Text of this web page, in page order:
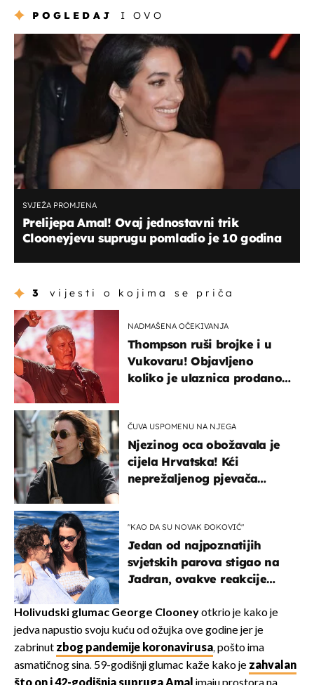
POGLEDAJ I OVO
SVJEŽA PROMJENA
Prelijepa Amal! Ovaj jednostavni trik
Clooneyjevu suprugu pomladio je 10 godina
3 vijesti o kojima se priča
NADMAŠENA OČEKIVANJA
Thompson ruši brojke i u
Vukovaru! Objavljeno
koliko je ulaznica prodano
ČUVA USPOMENU NA NJEGA
Njezinog oca obožavala je
cijela Hrvatska! Kći
neprežaljenog pjevača
"KAO DA SU NOVAK ĐOKOVIĆ"
Jedan od najpoznatijih
svjetskih parova stigao na
Jadran, ovakve reakcije
Holivudski glumac George Clooneyotkrio je kako je
jedva napustio svoju kuću od ožujka ove godine jer je
zabrinut zbog pandemije koronavirusa, pošto ima
asmatičnog sina. 59-godišnji glumac kaže kako je zahvalan